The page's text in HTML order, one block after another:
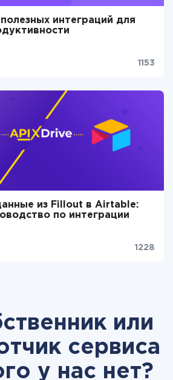
интеграций для
1153
из Fillout в Airtable:
по интеграции
1228
или
сервиса
у нас нет?